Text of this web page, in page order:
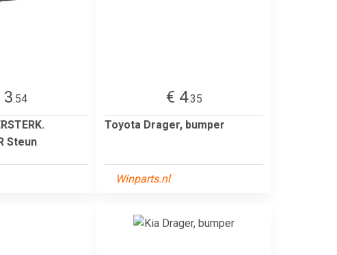
3.54
Steun
€ 4.35
Toyota Drager, bumper
Winparts.nl